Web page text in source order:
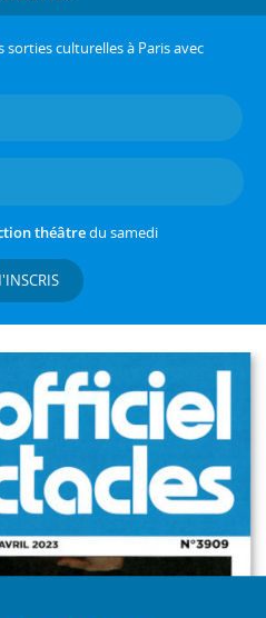
culturelles à Paris avec
théâtredu samedi